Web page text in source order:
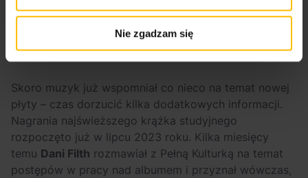
Nie zgadzam się
Skoro muzyk już wspomniał co nieco na temat nowej
płyty – czas dorzucić kilka dodatkowych informacji.
Nagrania najświeższego krążka studyjnego
rozpoczęto już w lipcu 2023 roku. Kilka miesięcy
temu Dani Filth rozmawiał z Pełną Kulturką na temat
postępów w pracy nad albumem i przyznał wówczas,